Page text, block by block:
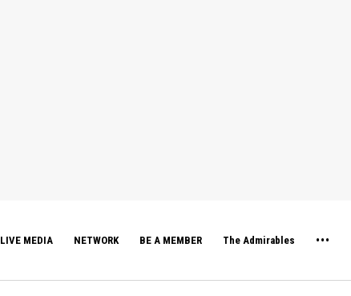
LIVE MEDIA NETWORK BE A MEMBER The Admirables